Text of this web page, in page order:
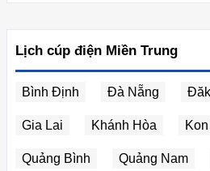
Lịch cúp điện Miền Trung
Bình Định Đà Nẵng
Gia Lai Khánh Hòa
Quảng Bình Quảng Nam